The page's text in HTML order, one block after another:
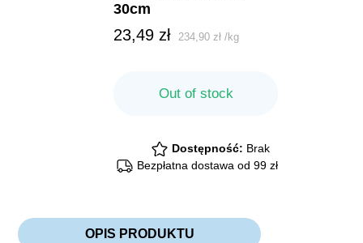
30cm
23,49 zł 234,90zł /kg
Out of stock
Dostępność: Brak
Bezpłatna dostawa od 99 zł
OPIS PRODUKTU